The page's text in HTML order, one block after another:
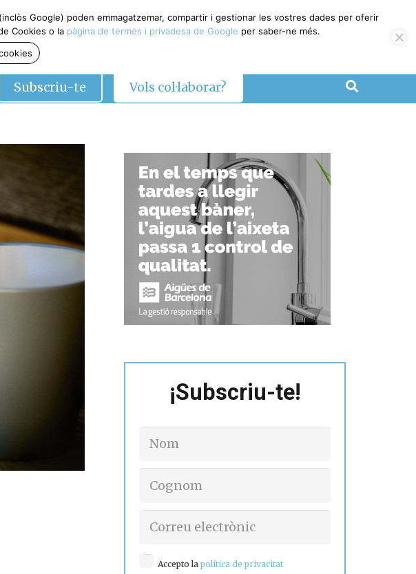
Subscriu-te Vols col·laborar?
¡Subscriu-te!
Accepto lapolítica de privacitat
Google) poden emmagatzemar, compartir i gestionar les vostres dades per oferir
Cookies o la pàgina de termes i privadesa de Google per saber-ne més.